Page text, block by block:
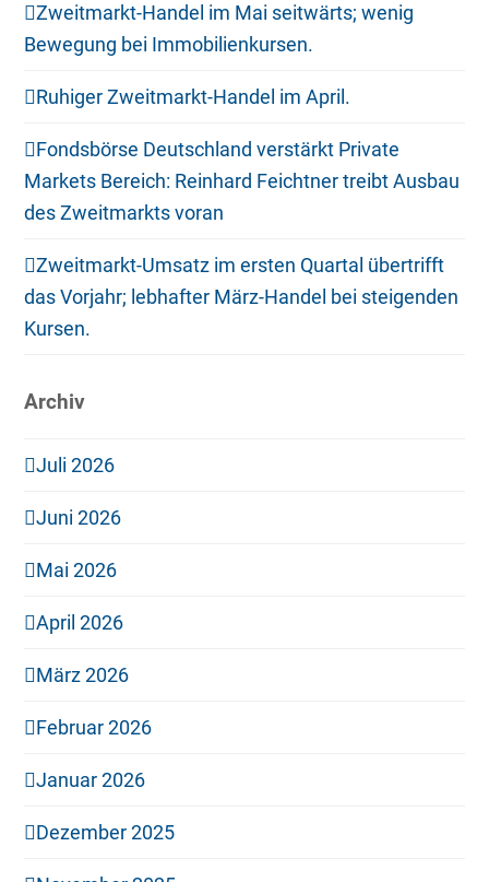
Zweitmarkt-Handel im Mai seitwärts; wenig
Bewegung bei Immobilienkursen.
Ruhiger Zweitmarkt-Handel im April.
Fondsbörse Deutschland verstärkt Private
Markets Bereich: Reinhard Feichtner treibt Ausbau
des Zweitmarkts voran
Zweitmarkt-Umsatz im ersten Quartal übertrifft
das Vorjahr; lebhafter März-Handel bei steigenden
Kursen.
Archiv
Juli 2026
Juni 2026
Mai 2026
April 2026
März 2026
Februar 2026
Januar 2026
Dezember 2025